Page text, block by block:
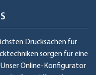
Drucksachen für
sorgen für eine
Online-Konfigurator